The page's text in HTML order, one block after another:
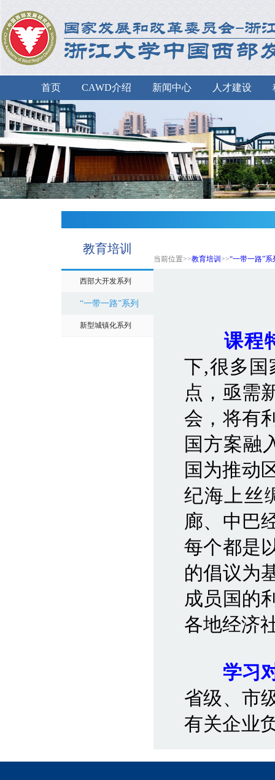
首页 CAWD介绍 新闻中心 人才建设
教育培训
当前位置>>教育培训 >>“一带一路”系
西部大开发系列
“一带一路”系列
新型城镇化系列
课程
下,很多国
点，亟需
会，将有
国方案融
国为推动
纪海上丝
廊、中巴
每个都是
的倡议为
成员国的
各地经济
学习
省级、市
有关企业